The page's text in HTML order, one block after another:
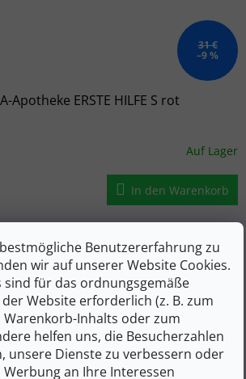
Benutzererfahrung zu
wir auf unserer Website Cookies.
sind für das ordnungsgemäße
Website erforderlich (z. B. zum
Warenkorb-Inhalts oder zum
helfen uns, die Besucherzahlen
unsere Dienste zu verbessern oder
an Ihre Interessen
31 €
–9 %
Apotheke ERSTE HILFE S rot
Auf Lager
In den Warenkorb
eine Erste-Hilfe-Grundausstattung.